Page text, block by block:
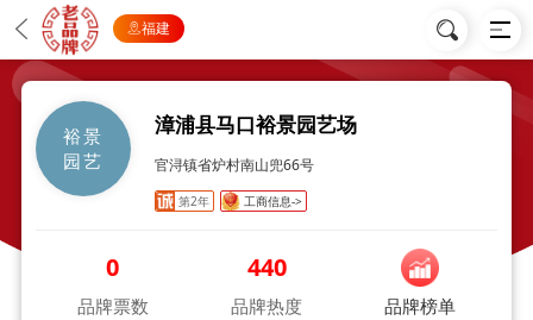
福建
裕景
园艺
漳浦县马口裕景园艺场
官浔镇省炉村南山兜66号
第2年 工商信息->
0
品牌票数
440
品牌热度 品牌榜单